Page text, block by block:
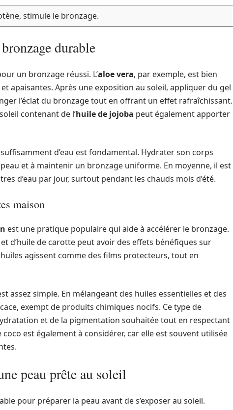
stimule le bronzage.
durable
un bronzage réussi. L’aloe vera, par exemple, est bien
apaisantes. Après une exposition au soleil, appliquer du gel
l’éclat du bronzage tout en offrant un effet rafraîchissant.
contenant de l’huile de jojoba peut également apporter
d’eau est fondamental. Hydrater son corps
et à maintenir un bronzage uniforme. En moyenne, il est
d’eau par jour, surtout pendant les chauds mois d’été.
maison
est une pratique populaire qui aide à accélérer le bronzage.
et d’huile de carotte peut avoir des effets bénéfiques sur
agissent comme des films protecteurs, tout en
assez simple. En mélangeant des huiles essentielles et des
exempt de produits chimiques nocifs. Ce type de
et de la pigmentation souhaitée tout en respectant
coco est également à considérer, car elle est souvent utilisée
peau prête au soleil
pour préparer la peau avant de s’exposer au soleil.